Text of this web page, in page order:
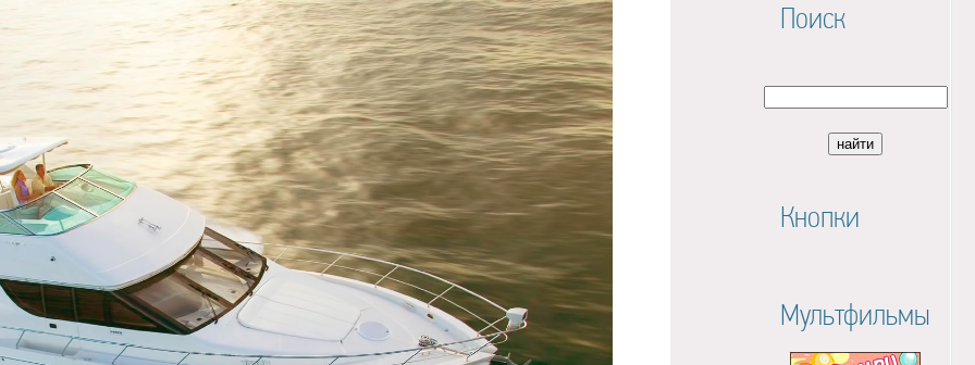
Поиск
Кнопки
Мультфильмы